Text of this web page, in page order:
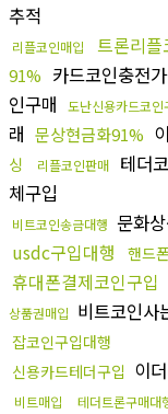
추적
리플코인매입 트론리플
91% 카드코인충전
인구매
도난신용카드코인
래 문상현금화91%
싱
리플코인판매 테더
체구입
비트코인송금대행 문화
usdc구입대행
핸드
휴대폰결제코인구입
상품권매입 비트코인사
잡코인구입대행
신용카드테더구입 이
비트매입 테더트론구매대